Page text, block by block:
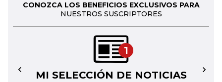
CONOZCA LOS BENEFICIOS EXCLUSIVOS PARA
NUESTROS SUSCRIPTORES
1
MI SELECCIÓN DE NOTICIAS
← →